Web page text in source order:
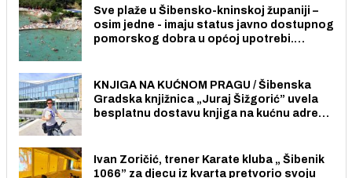
Sve plaže u Šibensko-kninskoj županiji –
osim jedne - imaju status javno dostupnog
pomorskog dobra u općoj upotrebi.
KNJIGA NA KUĆNOM PRAGU / Šibenska
Gradska knjižnica „Juraj Šižgorić” uvela
besplatnu dostavu knjiga na kućnu adresu
Ivan Zoričić, trener Karate kluba „ Šibenik
1066” za djecu iz kvarta pretvorio svoju